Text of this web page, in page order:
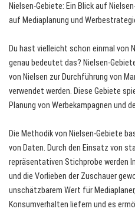
Nielsen-Gebiete: Ein Blick auf
auf Mediaplanung und
Du hast vielleicht schon einmal von
genau bedeutet das? Nielsen-
von Nielsen zur Durchführung von
verwendet werden. Diese Gebiete
Planung von Werbekampagnen und
Die Methodik von Nielsen-Gebiete
von Daten. Durch den Einsatz von
repräsentativen Stichprobe werden
und die Vorlieben der Zuschauer
unschätzbarem Wert für
Konsumverhalten liefern und es